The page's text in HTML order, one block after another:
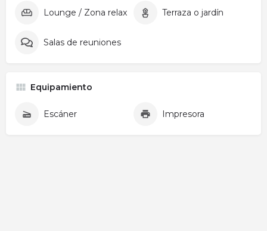
Lounge / Zona relax Terraza o jardín
Salas de reuniones
Equipamiento
Escáner Impresora